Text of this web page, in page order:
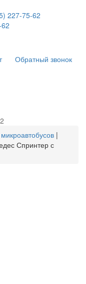
227-75-62
Обратный звонок
|
Спринтер с